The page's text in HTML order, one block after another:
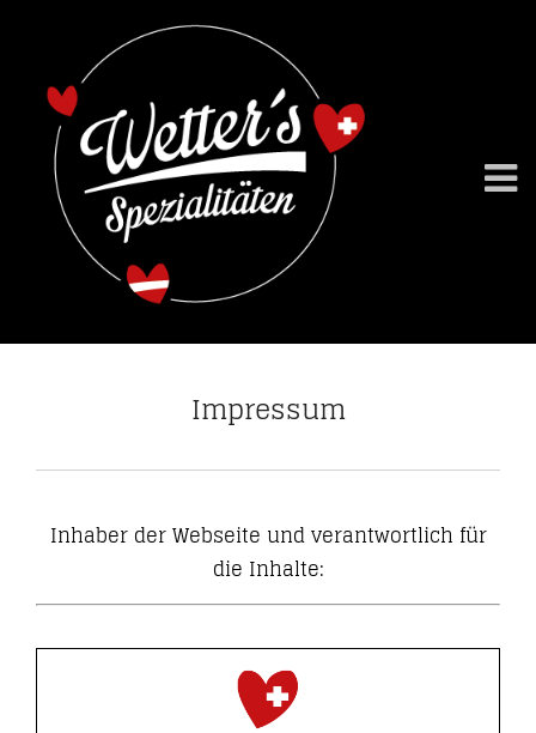
Impressum
Inhaber der Webseite und verantwortlich für
die Inhalte: